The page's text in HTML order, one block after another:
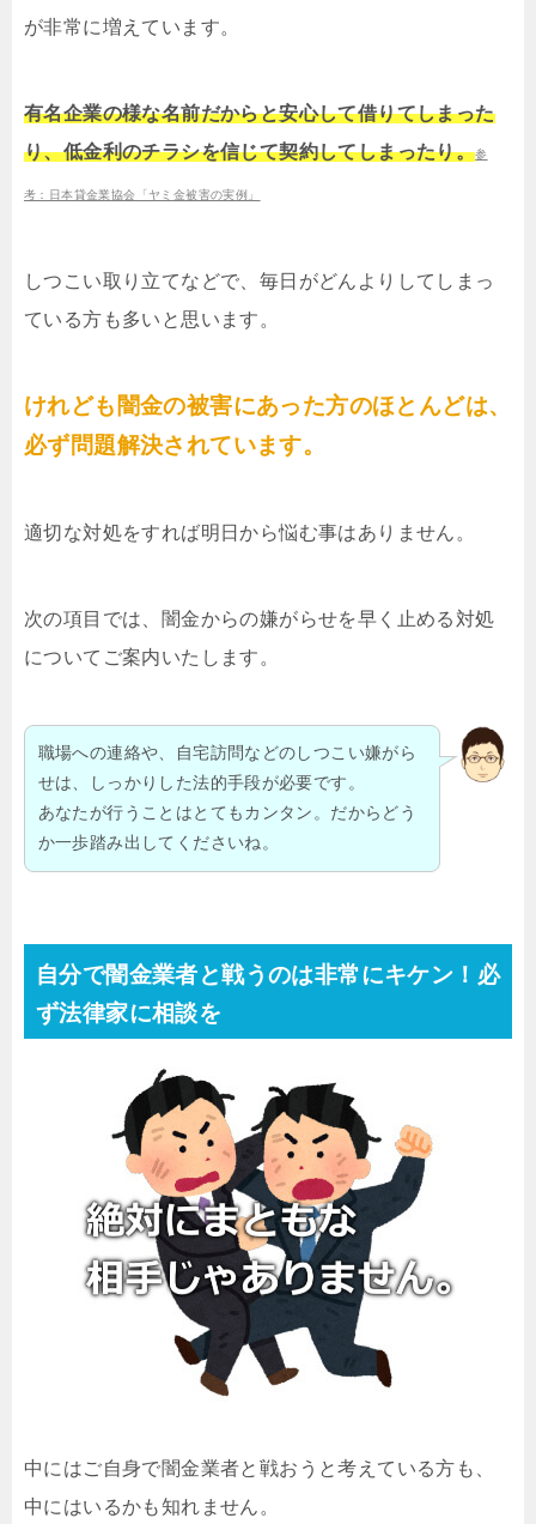
が非常に増えています。
有名企業の様な名前だからと安心して借りてしまった
り、低金利のチラシを信じて契約してしまったり。参
考：日本貸金業協会「ヤミ金被害の実例」
しつこい取り立てなどで、毎日がどんよりしてしまっ
ている方も多いと思います。
けれども闇金の被害にあった方のほとんどは、
必ず問題解決されています。
適切な対処をすれば明日から悩む事はありません。
次の項目では、闇金からの嫌がらせを早く止める対処
についてご案内いたします。
職場への連絡や、自宅訪問などのしつこい嫌がら
せは、しっかりした法的手段が必要です。
あなたが行うことはとてもカンタン。だからどう
か一歩踏み出してくださいね。
自分で闇金業者と戦うのは非常にキケン！必
ず法律家に相談を
中にはご自身で闇金業者と戦おうと考えている方も、
中にはいるかも知れません。